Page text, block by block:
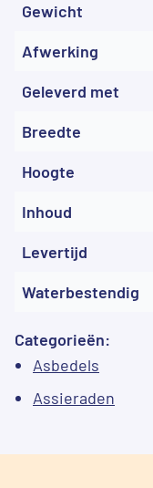
Gewicht
Afwerking
Geleverd met
Breedte
Hoogte
Inhoud
Levertijd
Waterbestendig
Categorieën:
Asbedels
Assieraden